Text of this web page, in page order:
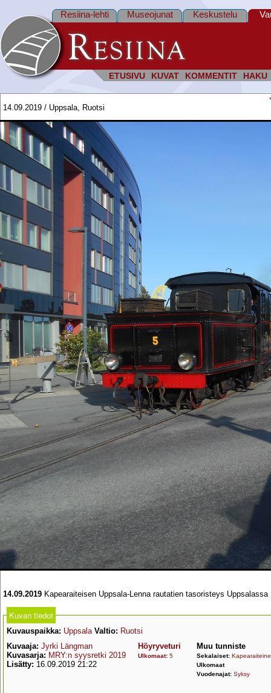
ETUSIVU KUVAT KOMMENTIT HAKU
Resiina-lehti Museojunat Keskustelu
14.09.2019 / Uppsala, Ruotsi
14.09.2019 Kapearaiteisen Uppsala-Lenna rautatien tasoristeys Uppsalassa
Kuvan tiedot
Kuvauspaikka: Uppsala Valtio: Ruotsi
Kuvaaja: Jyrki Längman
Kuvasarja: MRY:n syysretki 2019
Lisätty: 16.09.2019 21:22
Höyryveturi
Ulkomaat: 5
Muu tunniste
Sekalaiset:
Ulkomaat
Vuodenajat: Syksy